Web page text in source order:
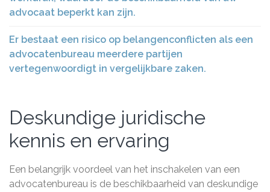
advocaat beperkt kan zijn.
Er bestaat een risico op belangenconflicten als een
advocatenbureau meerdere partijen
vertegenwoordigt in vergelijkbare zaken.
Deskundige juridische
kennis en ervaring
Een belangrijk voordeel van het inschakelen van een
advocatenbureau is de beschikbaarheid van deskundige